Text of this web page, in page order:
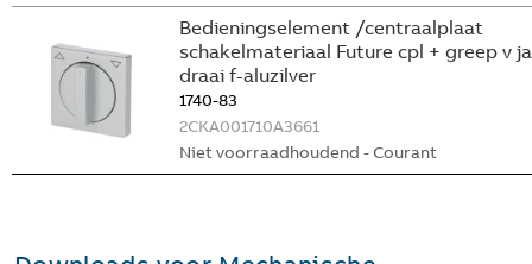
Bedieningselement /centraalplaat
schakelmateriaal Future cpl + greep v
draai f-aluzilver
1740-83
2CKA001710A3661
Niet voorraadhoudend - Courant